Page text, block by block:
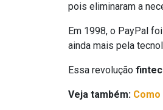
pois eliminaram a
Em 1998, o PayPal
ainda mais pela
Essa revolução
Veja também: